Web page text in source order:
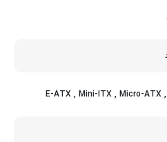
,
Micro-ATX
,
Mini-ITX
,
E-ATX